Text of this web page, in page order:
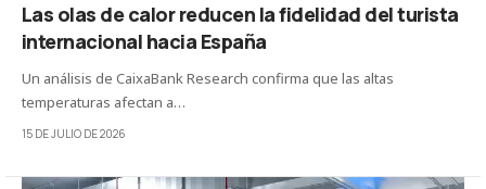
Las olas de calor reducen la fidelidad del turista
internacional hacia España
Un análisis de CaixaBank Research confirma que las altas
temperaturas afectan a…
15 DE JULIO DE 2026